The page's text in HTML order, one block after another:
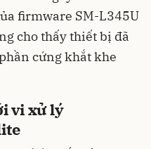
firmware SM-L345U
cho thấy thiết bị đã
cứng khắt khe
vi xử lý